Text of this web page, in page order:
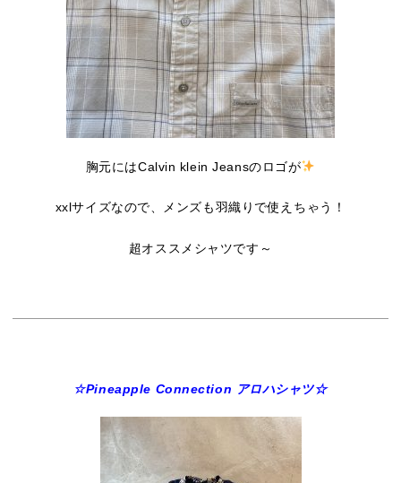
胸元にはCalvin klein Jeansのロゴが
xxlサイズなので、メンズも羽織りで使えちゃう！
超オススメシャツです～
☆Pineapple Connection アロハシャツ☆